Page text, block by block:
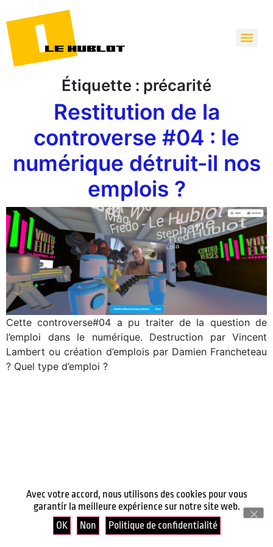
Étiquette : précarité
Restitution de la
controverse #04 : le
numérique détruit-il nos
emplois ?
Cette controverse#04 a pu traiter de la question de
l’emploi dans le numérique. Destruction par Vincent
Lambert ou création d’emplois par Damien Francheteau
? Quel type d’emploi ?
Avec votre accord, nous utilisons des cookies pour vous
garantir la meilleure expérience sur notre site web.
OK
Non Politique de confidentialité